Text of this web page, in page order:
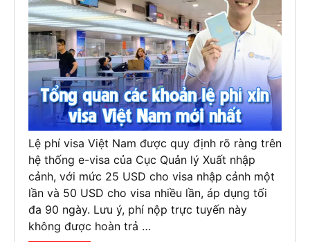
Lệ phí visa Việt Nam được quy định rõ ràng trên
hệ thống e-visa của Cục Quản lý Xuất nhập
cảnh, với mức 25 USD cho visa nhập cảnh một
lần và 50 USD cho visa nhiều lần, áp dụng tối
đa 90 ngày. Lưu ý, phí nộp trực tuyến này
không được hoàn trả …